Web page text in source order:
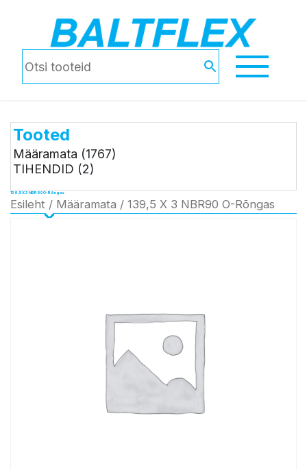
Tooted
Määramata (1767)
TIHENDID (2)
139,5 X 3 NBR90 O-Rõngas
Esileht / Määramata / 139,5 X 3 NBR90 O-Rõngas